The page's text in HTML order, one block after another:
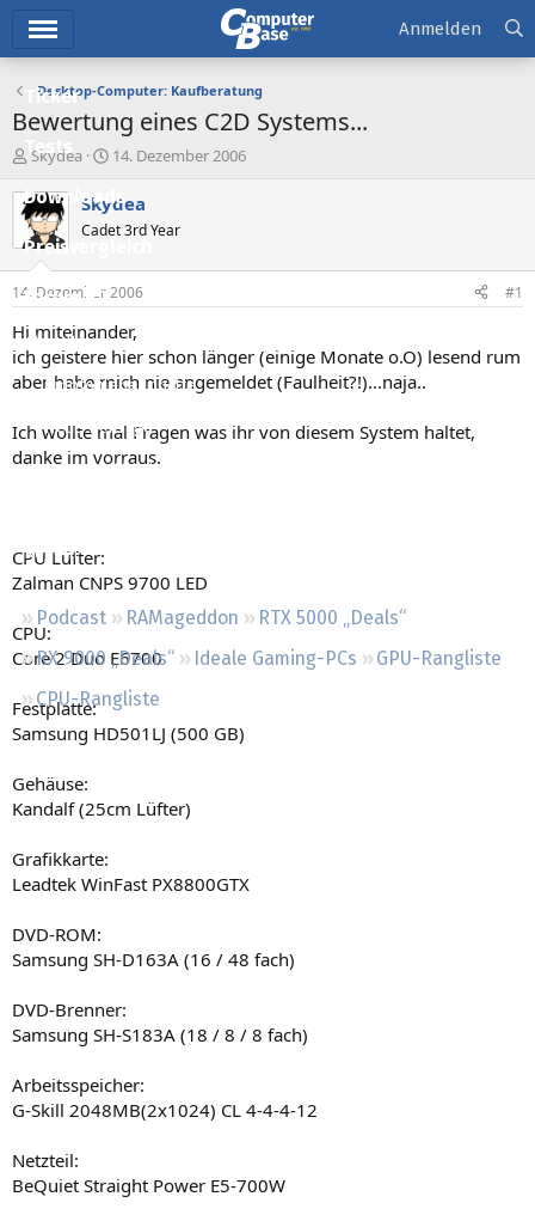
Ticker
Tests
Downloads
Preisvergleich
Forum
Aktuelles
Empfohlene Inhalte
Neue Beiträge
Neueste Aktivitäten
Regeln
Podcast RAMageddon
RTX 5000 „Deals“
RX 9000 „Deals“
Ideale Gaming-PCs
GPU-Rangliste
CPU-Rangliste
Anmelden
Desktop-Computer: Kaufberatung
Bewertung eines C2D Systems...
E
s
t
e
e
Skydea
E
s
e
l
t
a
m
14. Dezember 2006
Skydea
Cadet 3rd Year
14. Dezember 2006 #1
Hi miteinander,
ich geistere hier schon länger (einige Monate o.O) lesend rum
aber habe mich nie angemeldet (Faulheit?!)...naja..
Ich wollte mal Fragen was ihr von diesem System haltet,
danke im vorraus.
CPU Lüfter:
Zalman CNPS 9700 LED
CPU:
Core 2 Duo E6700
Festplatte:
Samsung HD501LJ (500 GB)
Gehäuse:
Kandalf (25cm Lüfter)
Grafikkarte:
Leadtek WinFast PX8800GTX
DVD-ROM:
Samsung SH-D163A (16 / 48 fach)
DVD-Brenner:
Samsung SH-S183A (18 / 8 / 8 fach)
Arbeitsspeicher:
G-Skill 2048MB(2x1024) CL 4-4-4-12
Netzteil:
BeQuiet Straight Power E5-700W